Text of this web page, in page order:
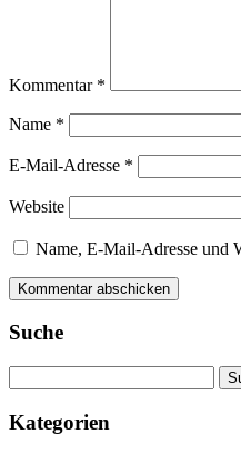
Kommentar *
Name *
E-Mail-Adresse *
Website
Name, E-Mail-Adresse und
Suche
nach:
Kategorien